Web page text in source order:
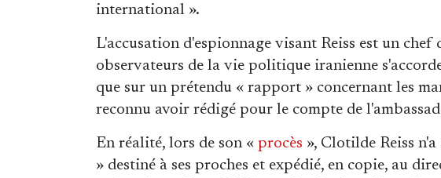
international ».
L'accusation d'espionnage visant Reiss est un
observateurs de la vie politique iranienne
que sur un prétendu « rapport » concernant les
reconnu avoir rédigé pour le compte de
En réalité, lors de son « procès », Clotilde Reiss
» destiné à ses proches et expédié, en copie, au